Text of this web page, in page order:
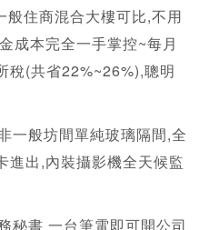
住商混合大樓可比,不用
成本完全一手掌控~每月
稅(共省22%~26%),聰明
一般坊間單純玻璃隔間,全
進出,內裝攝影機全天候監
秘書 一台筆電即可開公司